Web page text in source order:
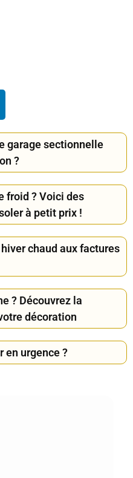
garage sectionnelle
?
froid ? Voici des
à petit prix !
hiver chaud aux factures
? Découvrez la
décoration
en urgence ?